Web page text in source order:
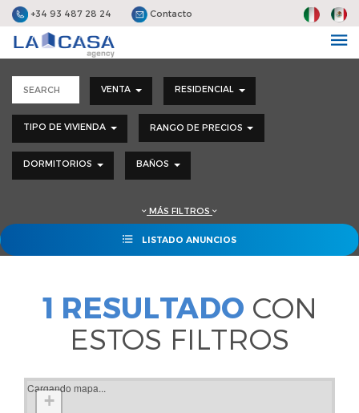
+34 93 487 28 24 Contacto
VENTA RESIDENCIAL
TIPO DE VIVIENDA RANGO DE PRECIOS
DORMITORIOS BAÑOS
MÁS FILTROS
LISTADO ANUNCIOS
1 RESULTADO CON
ESTOS FILTROS
Cargando mapa...
+